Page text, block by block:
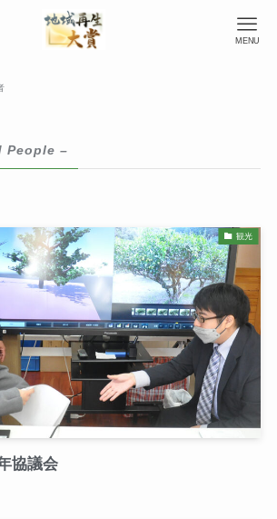
MENU
People –
観光
協議会